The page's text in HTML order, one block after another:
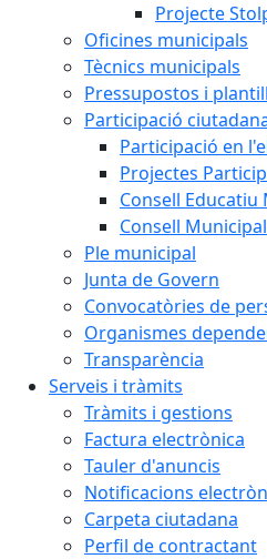
Projecte
Oficines municipals
Tècnics municipals
Pressupostos i
Participació
Participació en
Projectes
Consell Educatiu
Consell
Ple municipal
Junta de Govern
Convocatòries de
Organismes
Transparència
Serveis i tràmits
Tràmits i gestions
Factura electrònica
Tauler d'anuncis
Notificacions
Carpeta ciutadana
Perfil de contractant